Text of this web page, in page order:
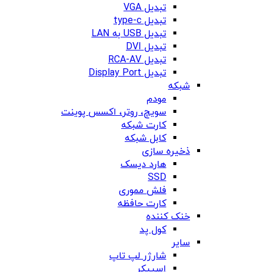
تبدیل VGA
تبدیل type-c
تبدیل USB به LAN
تبدیل DVI
تبدیل RCA-AV
تبدیل Display Port
شبکه
مودم
سویچ، روتر، اکسس پوینت
کارت شبکه
کابل شبکه
ذخیره سازی
هارد دیسک
SSD
فلش مموری
کارت حافظه
خنک کننده
کول پد
سایر
شارژر لپ تاپ
اسپیکر